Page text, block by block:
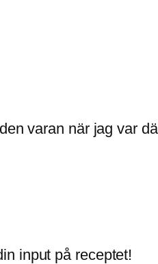
varan när jag var
input på receptet!